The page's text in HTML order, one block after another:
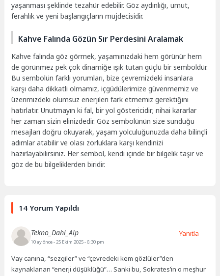
yaşanması şeklinde tezahür edebilir. Göz aydınlığı, umut,
ferahlık ve yeni başlangıçların müjdecisidir.
Kahve Falında Gözün Sır Perdesini Aralamak
Kahve falında göz görmek, yaşamınızdaki hem görünür hem
de görünmez pek çok dinamiğe ışık tutan güçlü bir semboldür.
Bu sembolün farklı yorumları, bize çevremizdeki insanlara
karşı daha dikkatli olmamız, içgüdülerimize güvenmemiz ve
üzerimizdeki olumsuz enerjileri fark etmemiz gerektiğini
hatırlatır. Unutmayın ki fal, bir yol göstericidir; nihai kararlar
her zaman sizin elinizdedir. Göz sembolünün size sunduğu
mesajları doğru okuyarak, yaşam yolculuğunuzda daha bilinçli
adımlar atabilir ve olası zorluklara karşı kendinizi
hazırlayabilirsiniz. Her sembol, kendi içinde bir bilgelik taşır ve
göz de bu bilgeliklerden biridir.
14 Yorum Yapıldı
Tekno_Dahi_Alp
10 ay önce- 25 Ekim 2025 - 6:30 pm
Vay canına, “sezgiler” ve “çevredeki kem gözlüler”den
kaynaklanan “enerji düşüklüğü”… Sanki bu, Sokrates’in o meşhur
Yanıtla